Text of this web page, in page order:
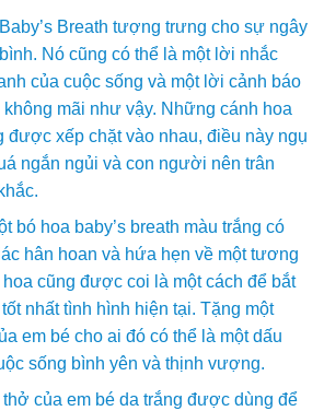
Breath tượng trưng cho sự ngây
Nó cũng có thể là một lời nhắc
của cuộc sống và một lời cảnh báo
mãi như vậy. Những cánh hoa
được xếp chặt vào nhau, điều này ngụ
ngắn ngủi và con người nên trân
bó hoa baby’s breath màu trắng có
hân hoan và hứa hẹn về một tương
cũng được coi là một cách để bắt
nhất tình hình hiện tại. Tặng một
em bé cho ai đó có thể là một dấu
sống bình yên và thịnh vượng.
của em bé da trắng được dùng để